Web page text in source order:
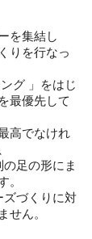
を集結し
りを行なっ
グ 」をはじ
最優先して
高でなけれ
の足の形にま
。
ズづくりに対
せん。